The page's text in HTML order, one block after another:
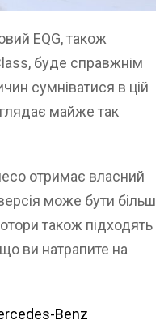
EQG, також
буде справжнім
сумніватися в цій
майже так
отримає власний
може бути більш
також підходять
ви натрапите на
Benz